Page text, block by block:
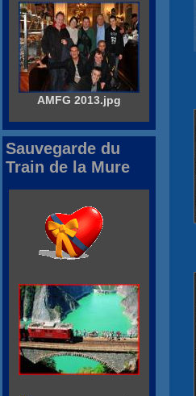
AMFG 2013.jpg
Sauvegarde du
Train de la Mure